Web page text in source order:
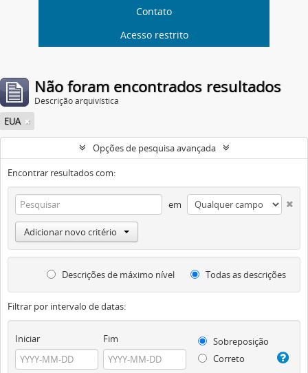
Contato
Acesso restrito
Não foram encontrados resultados
Descrição arquivística
EUA
Opções de pesquisa avançada
Encontrar resultados com:
em
Adicionar novo critério
Descrições de máximo nível Todas as descrições
Filtrar por intervalo de datas:
Iniciar Fim
Sobreposição
Correto